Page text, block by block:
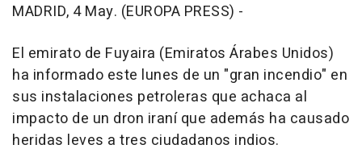
MADRID, 4 May. (EUROPA PRESS) -
El emirato de Fuyaira (Emiratos Árabes Unidos)
ha informado este lunes de un "gran incendio" en
sus instalaciones petroleras que achaca al
impacto de un dron iraní que además ha causado
heridas leves a tres ciudadanos indios.